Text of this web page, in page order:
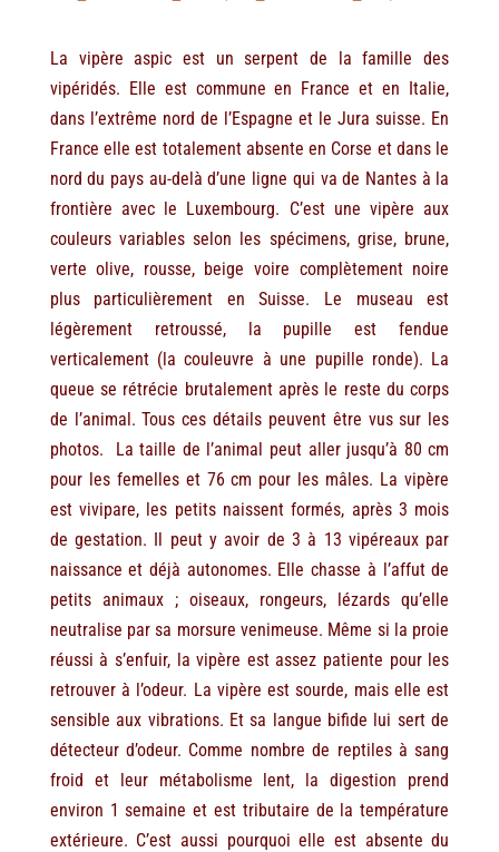
La vipère aspic est un serpent de la famille des
vipéridés. Elle est commune en France et en Italie,
dans l’extrême nord de l’Espagne et le Jura suisse. En
France elle est totalement absente en Corse et dans le
nord du pays au-delà d’une ligne qui va de Nantes à la
frontière avec le Luxembourg. C’est une vipère aux
couleurs variables selon les spécimens, grise, brune,
verte olive, rousse, beige voire complètement noire
plus particulièrement en Suisse. Le museau est
légèrement retroussé, la pupille est fendue
verticalement (la couleuvre à une pupille ronde). La
queue se rétrécie brutalement après le reste du corps
de l’animal. Tous ces détails peuvent être vus sur les
photos. La taille de l’animal peut aller jusqu’à 80 cm
pour les femelles et 76 cm pour les mâles. La vipère
est vivipare, les petits naissent formés, après 3 mois
de gestation. Il peut y avoir de 3 à 13 vipéreaux par
naissance et déjà autonomes. Elle chasse à l’affut de
petits animaux ; oiseaux, rongeurs, lézards qu’elle
neutralise par sa morsure venimeuse. Même si la proie
réussi à s’enfuir, la vipère est assez patiente pour les
retrouver à l’odeur. La vipère est sourde, mais elle est
sensible aux vibrations. Et sa langue bifide lui sert de
détecteur d’odeur. Comme nombre de reptiles à sang
froid et leur métabolisme lent, la digestion prend
environ 1 semaine et est tributaire de la température
extérieure. C’est aussi pourquoi elle est absente du